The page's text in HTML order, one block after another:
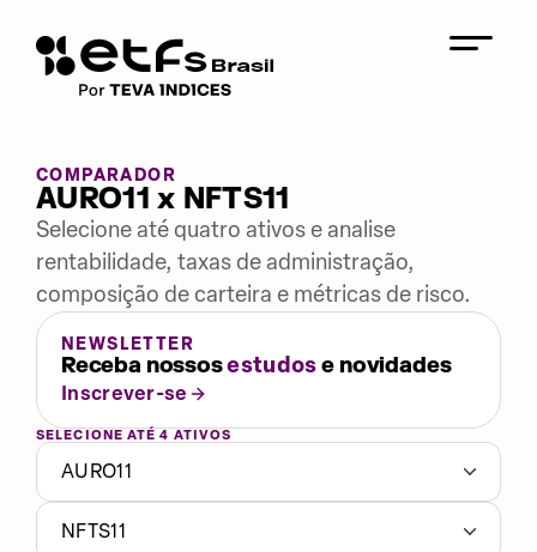
COMPARADOR
AURO11 x NFTS11
Selecione até quatro ativos e analise
rentabilidade, taxas de administração,
composição de carteira e métricas de risco.
NEWSLETTER
Receba nossosestudose novidades
Inscrever-se
SELECIONE ATÉ 4 ATIVOS
AURO11
NFTS11